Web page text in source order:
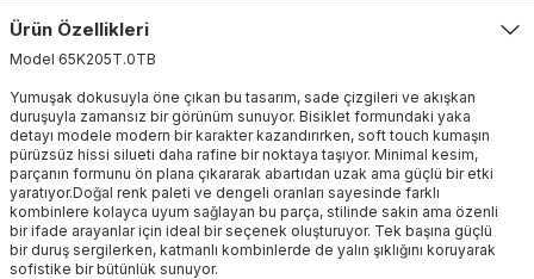
Ürün Özellikleri
Model 65K205T.0TB
Yumuşak dokusuyla öne çıkan bu tasarım, sade çizgileri ve akışkan
duruşuyla zamansız bir görünüm sunuyor. Bisiklet formundaki yaka
detayı modele modern bir karakter kazandırırken, soft touch kumaşın
pürüzsüz hissi silueti daha rafine bir noktaya taşıyor. Minimal kesim,
parçanın formunu ön plana çıkararak abartıdan uzak ama güçlü bir etki
yaratıyor.Doğal renk paleti ve dengeli oranları sayesinde farklı
kombinlere kolayca uyum sağlayan bu parça, stilinde sakin ama özenli
bir ifade arayanlar için ideal bir seçenek oluşturuyor. Tek başına güçlü
bir duruş sergilerken, katmanlı kombinlerde de yalın şıklığını koruyarak
sofistike bir bütünlük sunuyor.